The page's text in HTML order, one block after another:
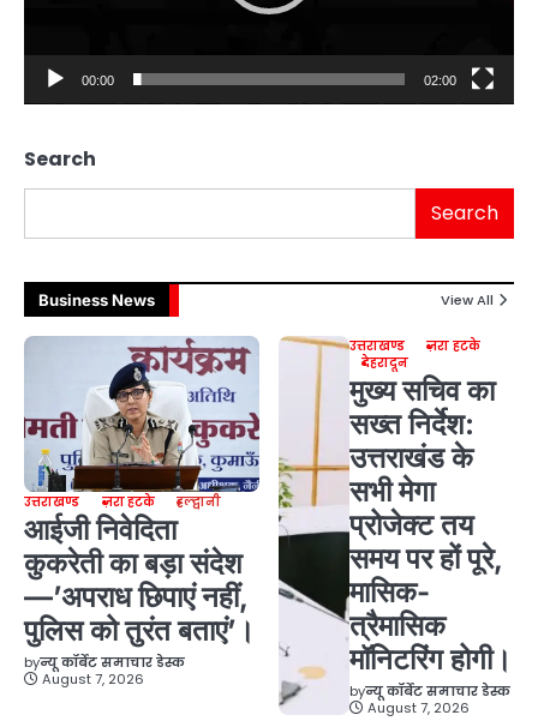
00:00 02:00
Search
Search
Business News View All
उत्तराखण्ड ज़रा हटके हल्द्वानी
आईजी निवेदिता
कुकरेती का बड़ा संदेश
—’अपराध छिपाएं नहीं,
पुलिस को तुरंत बताएं’।
byन्यू कॉर्बेट समाचार डेस्क
August 7, 2026
उत्तराखण्ड
ज़रा हटके
देहरादून
मुख्य सचिव का
सख्त निर्देश:
उत्तराखंड के
सभी मेगा
प्रोजेक्ट तय
समय पर हों पूरे,
मासिक-
त्रैमासिक
मॉनिटरिंग होगी।
byन्यू कॉर्बेट समाचार डेस्क
August 7, 2026